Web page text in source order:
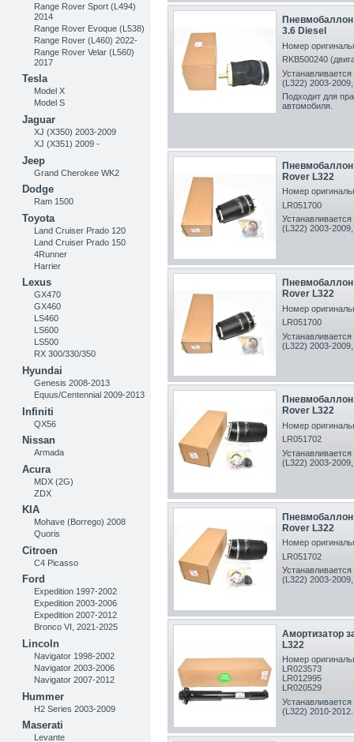
Range Rover Sport (L494)
2014
Range Rover Evoque (L538)
Range Rover (L460) 2022-
Range Rover Velar (L560)
2017
Tesla
Model X
Model S
Jaguar
XJ (X350) 2003-2009
XJ (X351) 2009 -
Jeep
Grand Cherokee WK2
Dodge
Ram 1500
Toyota
Land Cruiser Prado 120
Land Cruiser Prado 150
4Runner
Harrier
Lexus
GX470
GX460
LS460
LS600
LS500
RX 300/330/350
Hyundai
Genesis 2008-2013
Equus/Centennial 2009-2013
Infiniti
QX56
Nissan
Armada
Acura
MDX (2G)
ZDX
KIA
Mohave (Borrego) 2008
Quoris
Citroen
C4 Picasso
Ford
Expedition 1997-2002
Expedition 2003-2006
Expedition 2007-2012
Bronco VI, 2021-2025
Lincoln
Navigator 1998-2002
Navigator 2003-2006
Navigator 2007-2012
Hummer
H2 Series 2003-2009
Maserati
Levante
Пневмобаллон
3.6 Diesel
Номер
RKB500240
(L322) 2003-
Подходит для
автомобиля.
Пневмобаллон
Rover L322
Номер
LR051700
(L322) 2003-
Rover L322
Номер
LR051700
(L322) 2003-
Rover L322
Номер
LR051702
(L322) 2003-
Rover L322
Номер
LR051702
(L322) 2003-
Амортизатор
L322
Номер
LR023573
LR012995
LR020529
(L322) 2010-2012 .